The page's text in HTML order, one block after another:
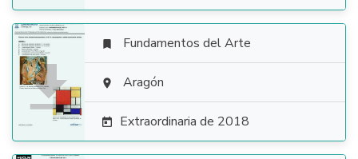

 Fundamentos del Arte
 Aragón
 Extraordinaria de 2018